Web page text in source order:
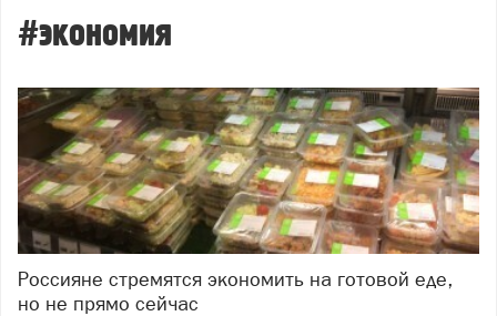
#экономия
Россияне стремятся экономить на готовой еде,
но не прямо сейчас